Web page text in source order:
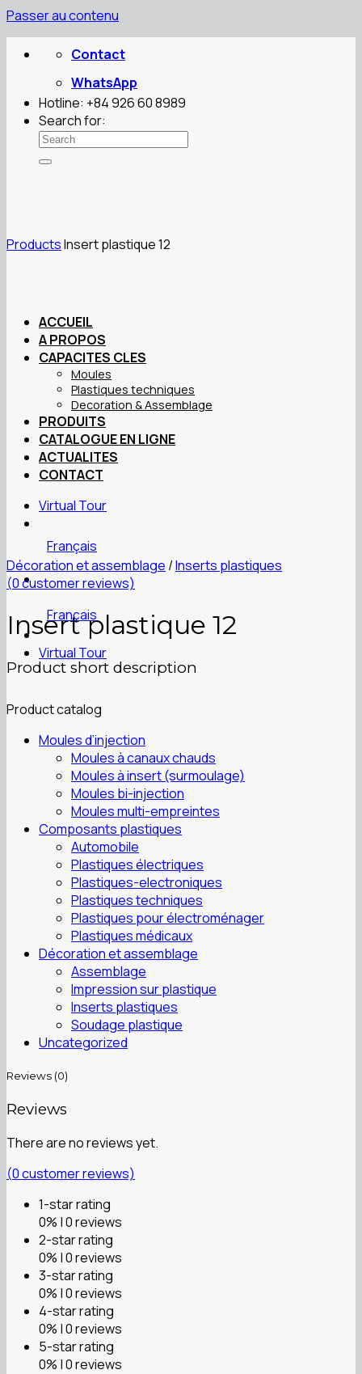
Passer au contenu
Contact
WhatsApp
Hotline: +84 926 60 8989
Search for:
ACCUEIL
A PROPOS
CAPACITES CLES
Moules
Plastiques techniques
Decoration & Assemblage
PRODUITS
CATALOGUE EN LIGNE
ACTUALITES
CONTACT
Virtual Tour
Français
Français
Virtual Tour
ProductsInsert plastique 12
Décoration et assemblage /Inserts plastiques
(0customer reviews)
Insert plastique 12
Product short description
Product catalog
Moules d’injection
Moules à canaux chauds
Moules à insert (surmoulage)
Moules bi-injection
Moules multi-empreintes
Composants plastiques
Automobile
Plastiques électriques
Plastiques-electroniques
Plastiques techniques
Plastiques pour électroménager
Plastiques médicaux
Décoration et assemblage
Assemblage
Impression sur plastique
Inserts plastiques
Soudage plastique
Uncategorized
Reviews (0)
Reviews
There are no reviews yet.
(0customer reviews)
1-star rating
0% | 0 reviews
2-star rating
0% | 0 reviews
3-star rating
0% | 0 reviews
4-star rating
0% | 0 reviews
5-star rating
0% | 0 reviews